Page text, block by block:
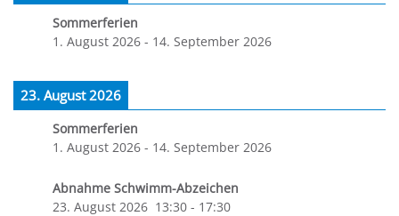
Sommerferien
1. August 2026 - 14. September 2026
23. August 2026
Sommerferien
1. August 2026 - 14. September 2026
Abnahme Schwimm-Abzeichen
23. August 2026 13:30 - 17:30